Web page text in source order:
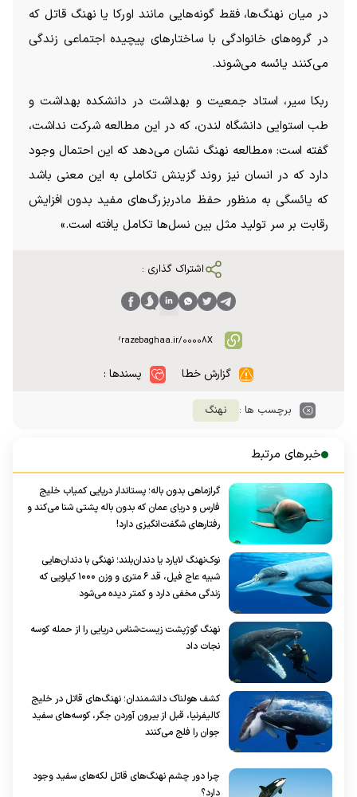
در میان نهنگ‌ها، فقط گونه‌هایی مانند اورکا یا نهنگ قاتل که
در گروه‌های خانوادگی با ساختار‌های پیچیده اجتماعی زندگی
می‌کنند یائسه می‌شوند.
ربکا سیر، استاد جمعیت و بهداشت در دانشکده بهداشت و
طب استوایی دانشگاه لندن، که در این مطالعه شرکت نداشت،
گفته است: «مطالعه نهنگ نشان می‌دهد که این احتمال وجود
دارد که در انسان نیز روند گزینش تکاملی به این معنی باشد
که یائسگی به منظور حفظ مادربزرگ‌های مفید بدون افزایش
رقابت بر سر تولید مثل بین نسل‌ها تکامل یافته است.»
اشتراک گذاری :
گزارش خطا پسندها :
برچسب ها : نهنگ
خبرهای مرتبط
گرازماهی بدون باله؛ پستاندار دریایی کمیاب خلیج
فارس و دریای عمان که بدون باله پشتی شنا می‌کند و
رفتار‌های شگفت‌انگیزی دارد!
نوک‌نهنگ لایارد یا دندان‌بلند؛ نهنگی با دندان‌هایی
شبیه عاج فیل، قد ۶ متری و وزن ۱۰۰۰ کیلویی که
زندگی مخفی دارد و کمتر دیده می‌شود
نهنگ گوژپشت زیست‌شناس دریایی را از حمله کوسه
نجات داد
کشف هولناک دانشمندان؛ نهنگ‌های قاتل در خلیج
کالیفرنیا، قبل از بیرون آوردن جگر، کوسه‌های سفید
جوان را فلج می‌کنند
چرا دور چشم نهنگ‌های قاتل لکه‌های سفید وجود
دارد؟